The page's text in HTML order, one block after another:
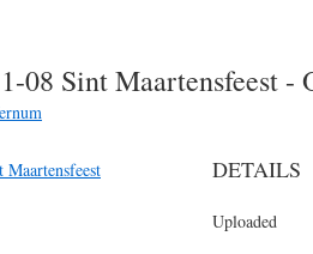
08 Sint Maartensfeest
DETAILS
Uploaded